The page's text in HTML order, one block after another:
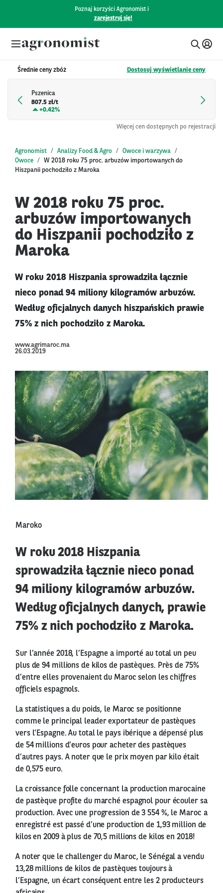
Poznaj korzyści Agronomist i
zarejestruj się!
Średnie ceny zbóż Dostosuj wyświetlanie ceny
Pszenica
807.5 zł/t
+0.42%
Więcej cen dostępnych po rejestracji
Agronomist Analizy Food & Agro
Owoce i warzywa
Owoce
W 2018 roku 75 proc. arbuzów importowanych do
Hiszpanii pochodziło z Maroka
W 2018 roku 75 proc.
arbuzów importowanych
do Hiszpanii pochodziło z
Maroka
W roku 2018 Hiszpania sprowadziła łącznie
nieco ponad 94 miliony kilogramów arbuzów.
Według oficjalnych danych hiszpańskich prawie
75% z nich pochodziło z Maroka.
www.agrimaroc.ma
26.03.2019
Maroko
W roku 2018 Hiszpania
sprowadziła łącznie nieco ponad
94 miliony kilogramów arbuzów.
Według oficjalnych danych, prawie
75% z nich pochodziło z Maroka.
Sur l’année 2018, l’Espagne a importé au total un peu
plus de 94 millions de kilos de pastèques. Près de 75%
d’entre elles provenaient du Maroc selon les chiffres
officiels espagnols.
La statistiques a du poids, le Maroc se positionne
comme le principal leader exportateur de pastèques
vers l’Espagne. Au total le pays ibérique a dépensé plus
de 54 millions d’euros pour acheter des pastèques
d’autres pays. A noter que le prix moyen par kilo était
de 0,575 euro.
La croissance folle concernant la production marocaine
de pastèque profite du marché espagnol pour écouler sa
production. Avec une progression de 3 554 %, le Maroc a
enregistré est passé d’une production de 1,93 million de
kilos en 2009 à plus de 70,5 millions de kilos en 2018!
A noter que le challenger du Maroc, le Sénégal a vendu
13,28 millions de kilos de pastèques toujours à
l’Espagne, un écart conséquent entre les 2 producteurs